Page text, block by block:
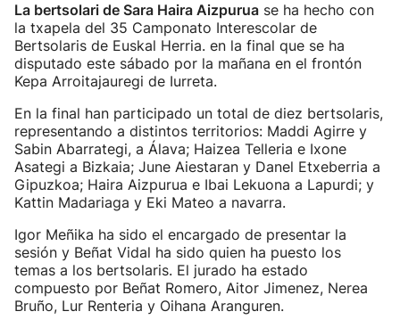
La bertsolari de Sara Haira Aizpurua se ha hecho con
la txapela del 35 Camponato Interescolar de
Bertsolaris de Euskal Herria. en la final que se ha
disputado este sábado por la mañana en el frontón
Kepa Arroitajauregi de Iurreta.
En la final han participado un total de diez bertsolaris,
representando a distintos territorios: Maddi Agirre y
Sabin Abarrategi, a Álava; Haizea Telleria e Ixone
Asategi a Bizkaia; June Aiestaran y Danel Etxeberria a
Gipuzkoa; Haira Aizpurua e Ibai Lekuona a Lapurdi; y
Kattin Madariaga y Eki Mateo a navarra.
Igor Meñika ha sido el encargado de presentar la
sesión y Beñat Vidal ha sido quien ha puesto los
temas a los bertsolaris. El jurado ha estado
compuesto por Beñat Romero, Aitor Jimenez, Nerea
Bruño, Lur Renteria y Oihana Aranguren.